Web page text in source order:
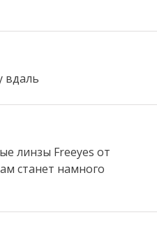
вдаль
линзы Freeyes от
станет намного